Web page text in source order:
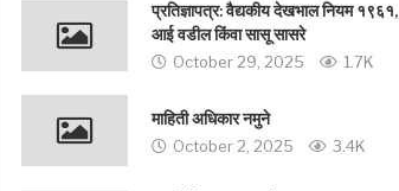
प्रतिज्ञापत्र: वैद्यकीय देखभाल नियम १९६१,
आई वडील किंवा सासू सासरे
October 29, 2025 1.7K
माहिती अधिकार नमुने
October 2, 2025 3.4K